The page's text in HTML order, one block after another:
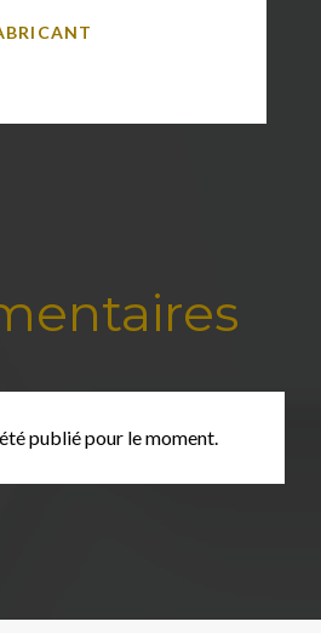
publié pour le moment.